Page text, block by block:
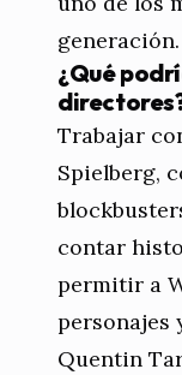
generación.
¿Qué
Trabajar
Spielberg,
contar
permitir a
personajes
Quentin